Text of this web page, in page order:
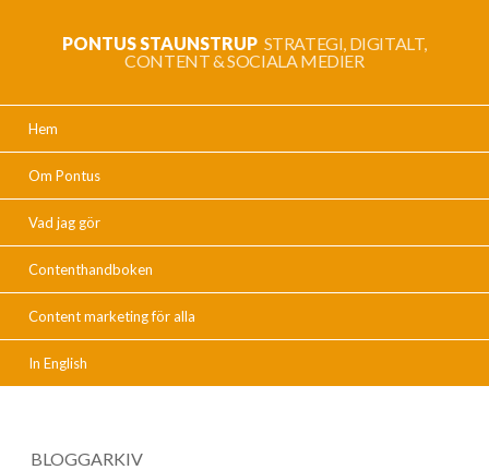
PONTUS STAUNSTRUP STRATEGI, DIGITALT,
CONTENT & SOCIALA MEDIER
Hem
Om Pontus
Vad jag gör
Contenthandboken
Content marketing för alla
In English
BLOGGARKIV